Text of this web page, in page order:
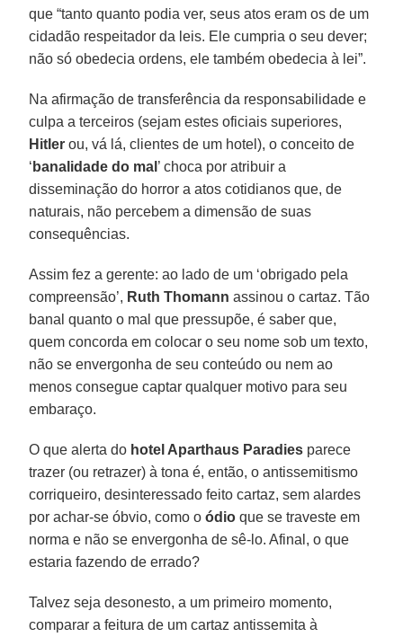
que “tanto quanto podia ver, seus atos eram os de um
cidadão respeitador da leis. Ele cumpria o seu dever;
não só obedecia ordens, ele também obedecia à lei”.
Na afirmação de transferência da responsabilidade e
culpa a terceiros (sejam estes oficiais superiores,
Hitler ou, vá lá, clientes de um hotel), o conceito de
‘ banalidade do mal ’ choca por atribuir a
disseminação do horror a atos cotidianos que, de
naturais, não percebem a dimensão de suas
consequências.
Assim fez a gerente: ao lado de um ‘obrigado pela
compreensão’, Ruth Thomann assinou o cartaz. Tão
banal quanto o mal que pressupõe, é saber que,
quem concorda em colocar o seu nome sob um texto,
não se envergonha de seu conteúdo ou nem ao
menos consegue captar qualquer motivo para seu
embaraço.
O que alerta do hotel Aparthaus Paradies parece
trazer (ou retrazer) à tona é, então, o antissemitismo
corriqueiro, desinteressado feito cartaz, sem alardes
por achar-se óbvio, como oódio que se traveste em
norma e não se envergonha de sê-lo. Afinal, o que
estaria fazendo de errado?
Talvez seja desonesto, a um primeiro momento,
comparar a feitura de um cartaz antissemita à